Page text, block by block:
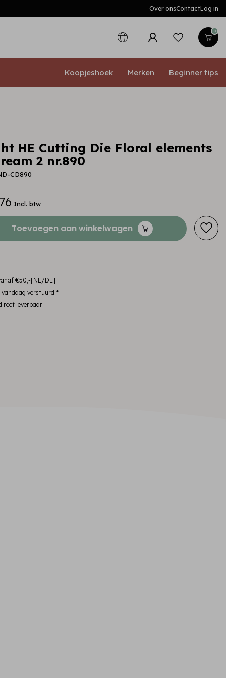
Over onsContactLog in
0
Koopjeshoek Merken Beginner tips
HE Cutting Die Floral elements
2 nr.890
CD890
Incl. btw
Toevoegen aan winkelwagen
€50,-[NL/DE]
vandaag verstuurd!*
leverbaar